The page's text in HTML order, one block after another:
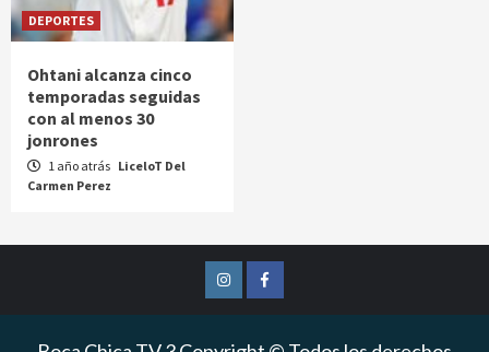
DEPORTES
Ohtani alcanza cinco
temporadas seguidas
con al menos 30
jonrones
1 año atrás LiceloT Del
Carmen Perez
InstagramFacebook